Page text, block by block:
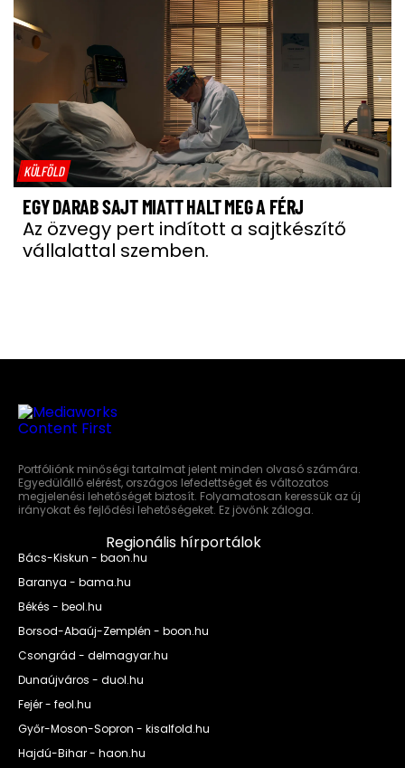
KÜLFÖLD
EGY DARAB SAJT MIATT HALT MEG A FÉRJ
Az özvegy pert indított a sajtkészítő
vállalattal szemben.
Portfóliónk minőségi tartalmat jelent minden olvasó számára.
Egyedülálló elérést, országos lefedettséget és változatos
megjelenési lehetőséget biztosít. Folyamatosan keressük az új
irányokat és fejlődési lehetőségeket. Ez jövőnk záloga.
Regionális hírportálok
Bács-Kiskun - baon.hu
Baranya - bama.hu
Békés - beol.hu
Borsod-Abaúj-Zemplén - boon.hu
Csongrád - delmagyar.hu
Dunaújváros - duol.hu
Fejér - feol.hu
Győr-Moson-Sopron - kisalfold.hu
Hajdú-Bihar - haon.hu